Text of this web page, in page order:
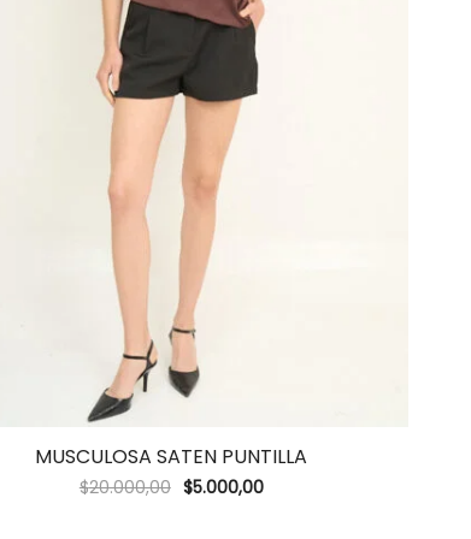
MUSCULOSA SATEN PUNTILLA
$20.000,00 $5.000,00